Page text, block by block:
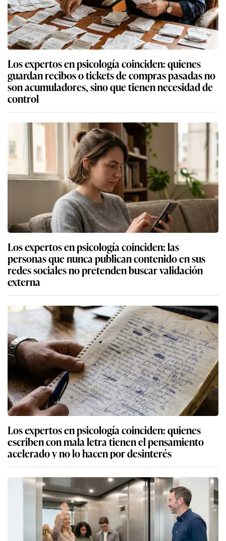
Los expertos en psicología coinciden: quienes
guardan recibos o tickets de compras pasadas no
son acumuladores, sino que tienen necesidad de
control
Los expertos en psicología coinciden: las
personas que nunca publican contenido en sus
redes sociales no pretenden buscar validación
externa
Los expertos en psicología coinciden: quienes
escriben con mala letra tienen el pensamiento
acelerado y no lo hacen por desinterés